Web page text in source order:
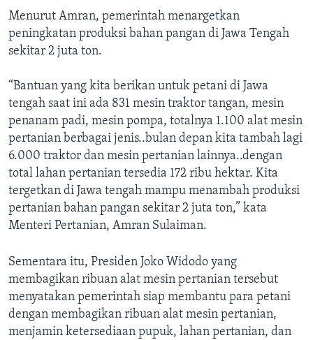
Menurut Amran, pemerintah menargetkan
peningkatan produksi bahan pangan di Jawa Tengah
sekitar 2 juta ton.
“Bantuan yang kita berikan untuk petani di Jawa
tengah saat ini ada 831 mesin traktor tangan, mesin
penanam padi, mesin pompa, totalnya 1.100 alat mesin
pertanian berbagai jenis..bulan depan kita tambah lagi
6.000 traktor dan mesin pertanian lainnya..dengan
total lahan pertanian tersedia 172 ribu hektar. Kita
tergetkan di Jawa tengah mampu menambah produksi
pertanian bahan pangan sekitar 2 juta ton,” kata ​
Menteri Pertanian, Amran Sulaiman​.
Sementara itu, Presiden Joko Widodo yang
membagikan ribuan alat mesin pertanian tersebut
menyatakan pemerintah siap membantu para petani
dengan membagikan ribuan alat mesin pertanian,
menjamin ketersediaan pupuk, lahan pertanian, dan